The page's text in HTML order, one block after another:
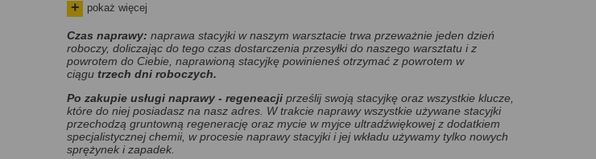
zapakuj uszkodzony komponent, przekaż przesyłkę kurierowi,
jeżeli nie znalazłeś usługi naprawy stacyjki do swojego pojazdu, napisz lub zadzwoń
do nas.
pokaż więcej
Czas naprawy: naprawa stacyjki w naszym warsztacie trwa przeważnie jeden dzień
roboczy, doliczając do tego czas dostarczenia przesyłki do naszego warsztatu i z
powrotem do Ciebie, naprawioną stacyjkę powinieneś otrzymać z powrotem w
ciągu trzech dni roboczych.
Po zakupie usługi naprawy - regeneacji prześlij swoją stacyjkę oraz wszystkie klucze,
które do niej posiadasz na nasz adres. W trakcie naprawy wszystkie używane stacyjki
przechodzą gruntowną regenerację oraz mycie w myjce ultradźwiękowej z dodatkiem
specjalistycznej chemii, w procesie naprawy stacyjki i jej wkładu używamy tylko nowych
sprężynek i zapadek.